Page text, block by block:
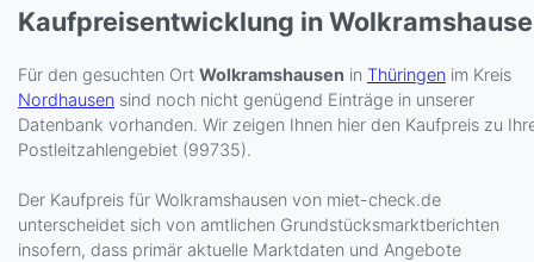
Kaufpreisentwicklung in
Für den gesuchten Ort Wolkramshausen in Thüringen im Kreis
Nordhausen sind noch nicht genügend Einträge in unserer
Datenbank vorhanden. Wir zeigen Ihnen hier den Kaufpreis zu
Postleitzahlengebiet (99735).
Der Kaufpreis für Wolkramshausen von miet-check.de
unterscheidet sich von amtlichen Grundstücksmarktberichten
insofern, dass primär aktuelle Marktdaten und Angebote